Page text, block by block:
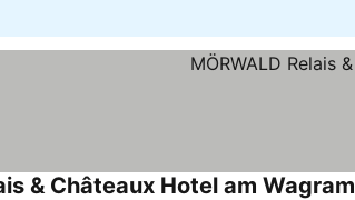
& Châteaux Hotel am Wagram